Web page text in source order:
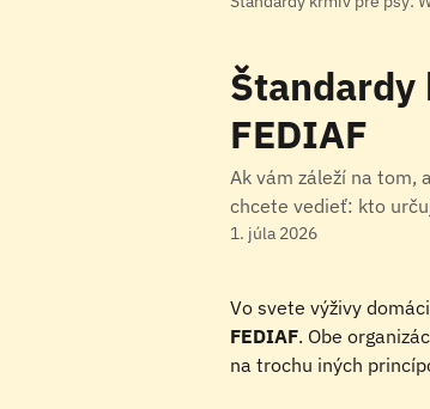
Štandardy
FEDIAF
Ak vám záleží na tom,
chcete vedieť: kto
1. júla 2026
Vo svete výživy
FEDIAF. Obe
na trochu iných